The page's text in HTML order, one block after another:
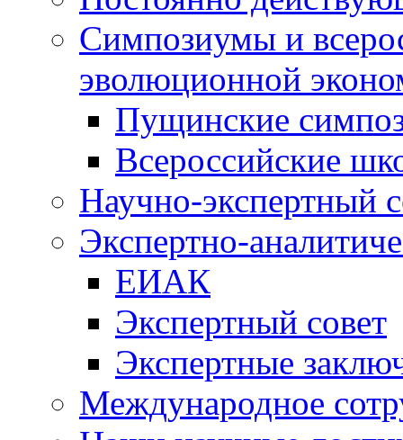
Симпозиумы и
эволюционной
Пущинские
Всероссийские
Научно-экспертный
Экспертно-
ЕИАК
Экспертный совет
Экспертные
Международное